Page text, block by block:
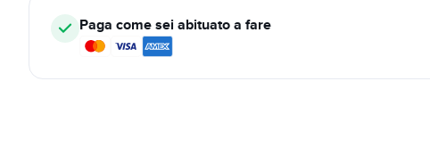
Paga come sei abituato a fare